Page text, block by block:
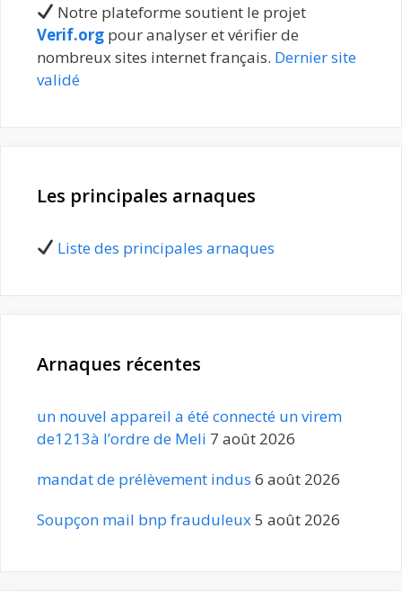
Notre plateforme soutient le projet
Verif.org pour analyser et vérifier de
nombreux sites internet français. Dernier site
validé
Les principales arnaques
Liste des principales arnaques
Arnaques récentes
un nouvel appareil a été connecté un virem
de1213à l’ordre de Meli 7 août 2026
mandat de prélèvement indus 6 août 2026
Soupçon mail bnp frauduleux5 août 2026